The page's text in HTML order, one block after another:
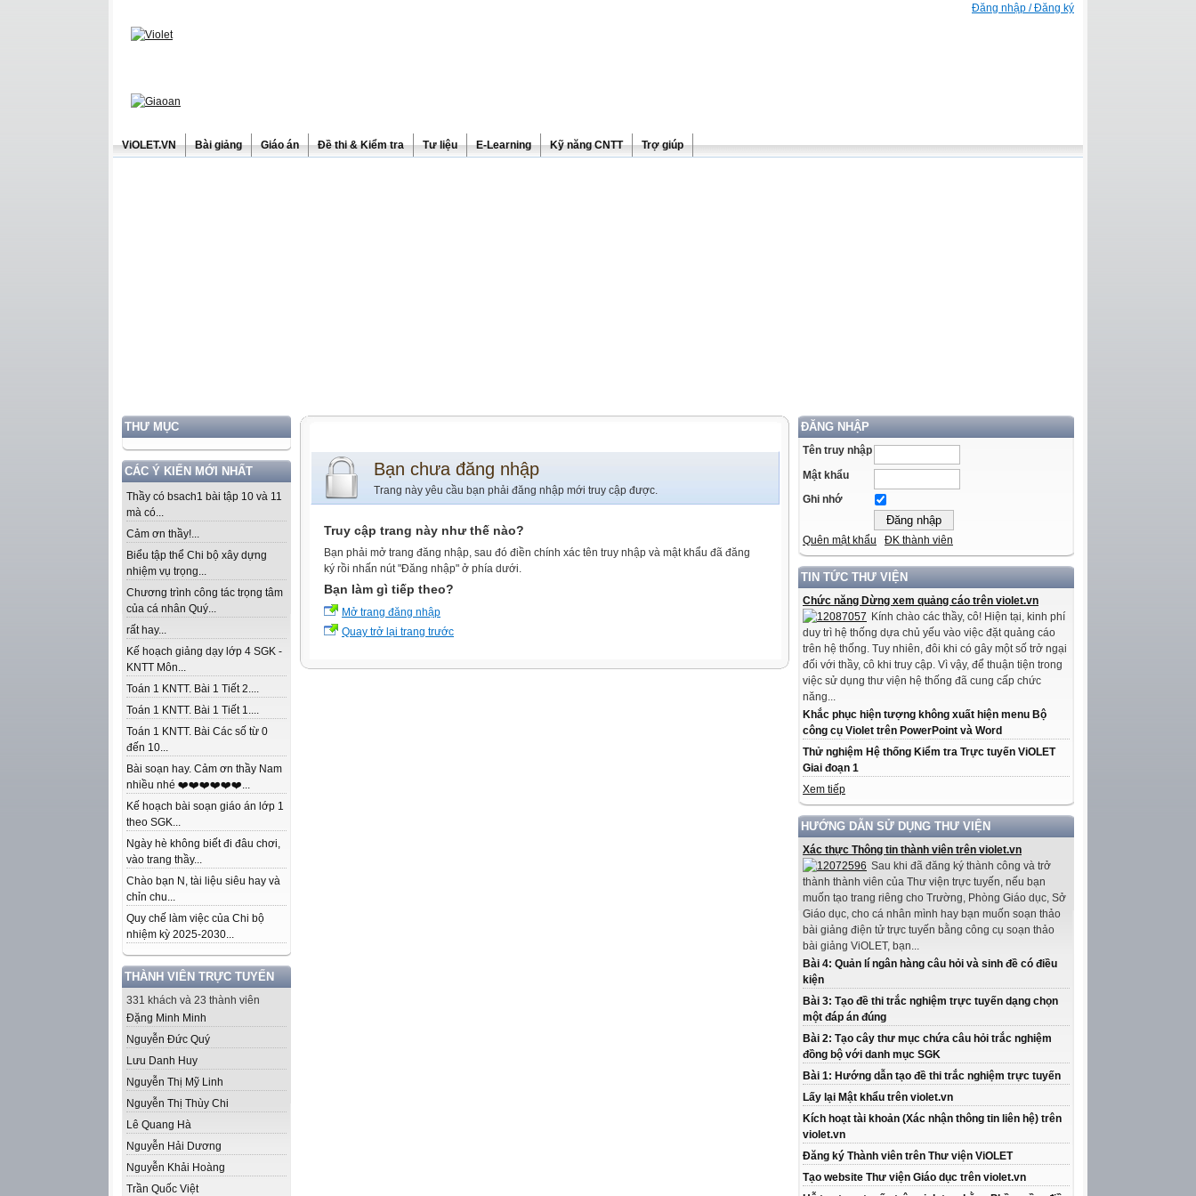
Đăng nhập / Đăng ký
ViOLET.VN Bài giảng Giáo án Đề thi & Kiểm tra Tư liệu E-Learning Kỹ năng CNTT Trợ giúp
THƯ MỤC
CÁC Ý KIẾN MỚI NHẤT
Thầy có bsach1 bài tập 10 và 11
mà có...
Cảm ơn thầy!...
Biểu tập thể Chi bộ xây dựng
nhiệm vụ trọng...
Chương trình công tác trọng tâm
của cá nhân Quý...
rất hay...
Kế hoạch giảng dạy lớp 4 SGK -
KNTT Môn...
Toán 1 KNTT. Bài 1 Tiết 2....
Toán 1 KNTT. Bài 1 Tiết 1....
Toán 1 KNTT. Bài Các số từ 0
đến 10...
Bài soạn hay. Cảm ơn thầy Nam
nhiều nhé ❤️❤️❤️❤️❤️❤️...
Kế hoạch bài soạn giáo án lớp 1
theo SGK...
Ngày hè không biết đi đâu chơi,
vào trang thầy...
Chào bạn N, tài liệu siêu hay và
chỉn chu...
Quy chế làm việc của Chi bộ
nhiệm kỳ 2025-2030...
THÀNH VIÊN TRỰC TUYẾN
331 khách và 23 thành viên
Đặng Minh Minh
Nguyễn Đức Quý
Lưu Danh Huy
Nguyễn Thị Mỹ Linh
Nguyễn Thị Thùy Chi
Lê Quang Hà
Nguyễn Hải Dương
Nguyễn Khải Hoàng
Trần Quốc Việt
ĐĂNG NHẬP
Tên truy nhập
Mật khẩu
Ghi nhớ
Quên mật khẩu ĐK thành viên
TIN TỨC THƯ VIỆN
Chức năng Dừng xem quảng cáo trên violet.vn
Kính chào các thầy, cô! Hiện tại, kinh phí
duy trì hệ thống dựa chủ yếu vào việc đặt quảng cáo
trên hệ thống. Tuy nhiên, đôi khi có gây một số trở ngại
đối với thầy, cô khi truy cập. Vì vậy, để thuận tiện trong
việc sử dụng thư viện hệ thống đã cung cấp chức
năng...
Khắc phục hiện tượng không xuất hiện menu Bộ
công cụ Violet trên PowerPoint và Word
Thử nghiệm Hệ thống Kiểm tra Trực tuyến ViOLET
Giai đoạn 1
Xem tiếp
HƯỚNG DẪN SỬ DỤNG THƯ VIỆN
Xác thực Thông tin thành viên trên violet.vn
Sau khi đã đăng ký thành công và trở
thành thành viên của Thư viện trực tuyến, nếu bạn
muốn tạo trang riêng cho Trường, Phòng Giáo dục, Sở
Giáo dục, cho cá nhân mình hay bạn muốn soạn thảo
bài giảng điện tử trực tuyến bằng công cụ soạn thảo
bài giảng ViOLET, bạn...
Bài 4: Quản lí ngân hàng câu hỏi và sinh đề có điều
kiện
Bài 3: Tạo đề thi trắc nghiệm trực tuyến dạng chọn
một đáp án đúng
Bài 2: Tạo cây thư mục chứa câu hỏi trắc nghiệm
đồng bộ với danh mục SGK
Bài 1: Hướng dẫn tạo đề thi trắc nghiệm trực tuyến
Lấy lại Mật khẩu trên violet.vn
Kích hoạt tài khoản (Xác nhận thông tin liên hệ) trên
violet.vn
Đăng ký Thành viên trên Thư viện ViOLET
Tạo website Thư viện Giáo dục trên violet.vn
Bạn chưa đăng nhập
Trang này yêu cầu bạn phải đăng nhập mới truy cập được.
Truy cập trang này như thế nào?
Bạn phải mở trang đăng nhập, sau đó điền chính xác tên truy nhập và mật khẩu đã đăng
ký rồi nhấn nút "Đăng nhập" ở phía dưới.
Bạn làm gì tiếp theo?
Mở trang đăng nhập
Quay trở lại trang trước